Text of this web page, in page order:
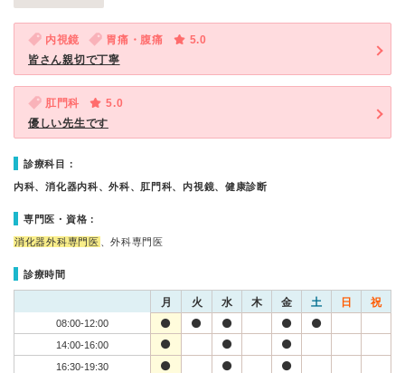
内視鏡 胃痛・腹痛
5.0
皆さん親切で丁寧
肛門科
5.0
優しい先生です
診療科目：
内科、消化器内科、外科、肛門科、内視鏡、健康診断
専門医・資格：
消化器外科専門医 、外科専門医
診療時間
月 火 水 木 金 土 日 祝
08:00-12:00
14:00-16:00
16:30-19:30